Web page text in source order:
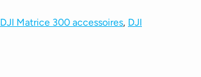
DJI Matrice 300 accessoires, DJI